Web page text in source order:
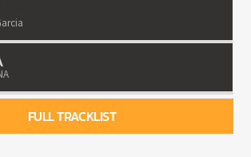
FULL TRACKLIST